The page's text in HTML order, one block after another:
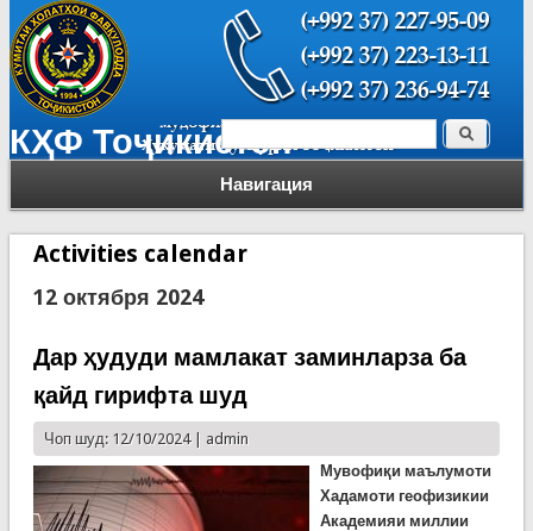
КҲФ Тоҷикистон
Навигация
Форма поиска Поиск
Activities calendar
12 октября 2024
Дар ҳудуди мамлакат заминларза ба
қайд гирифта шуд
Чоп шуд: 12/10/2024 | admin
Мувофиқи маълумоти
Хадамоти геофизикии
Академияи миллии